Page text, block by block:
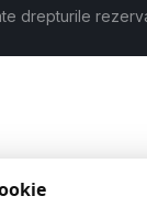
drepturile